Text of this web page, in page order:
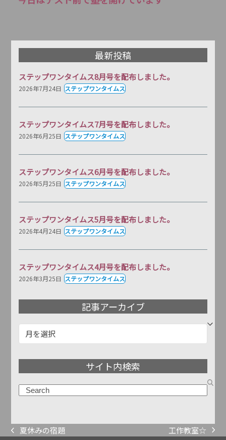
最新投稿
ステップワンタイムス8月号を配布しました。
2026年7月24日 ステップワンタイムス
ステップワンタイムス7月号を配布しました。
2026年6月25日 ステップワンタイムス
ステップワンタイムス6月号を配布しました。
2026年5月25日 ステップワンタイムス
ステップワンタイムス5月号を配布しました。
2026年4月24日 ステップワンタイムス
ステップワンタイムス4月号を配布しました。
2026年3月25日 ステップワンタイムス
記事アーカイブ
事
サイト内検索
previous
夏休みの宿題 next
工作教室☆